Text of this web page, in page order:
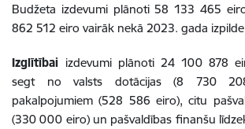
Budžeta izdevumi plānoti 58 133 465
862 512 eiro vairāk nekā 2023. gada
Izglītībai izdevumi plānoti 24 100 878
segt no valsts dotācijas (8 730
pakalpojumiem (528 586 eiro), citu
(330 000 eiro) un pašvaldības finanšu